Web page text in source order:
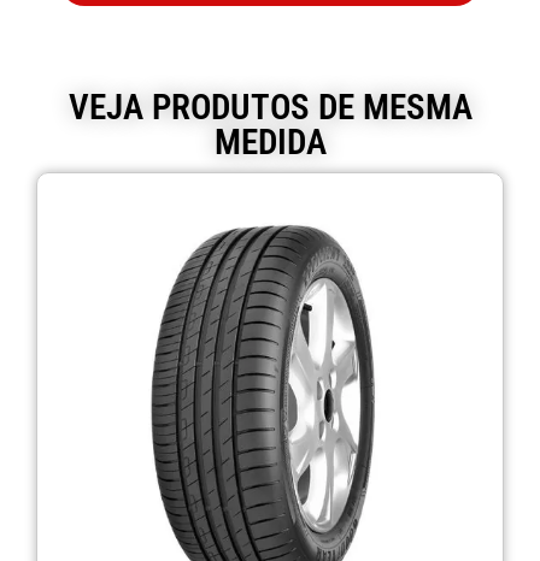
VEJA PRODUTOS DE MESMA
MEDIDA